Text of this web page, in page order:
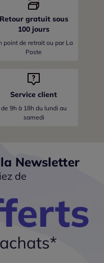
Retour gratuit sous
100 jours
point de retrait ou par La
Poste
Service client
de 9h à 18h du lundi au
samedi
Newsletter
de